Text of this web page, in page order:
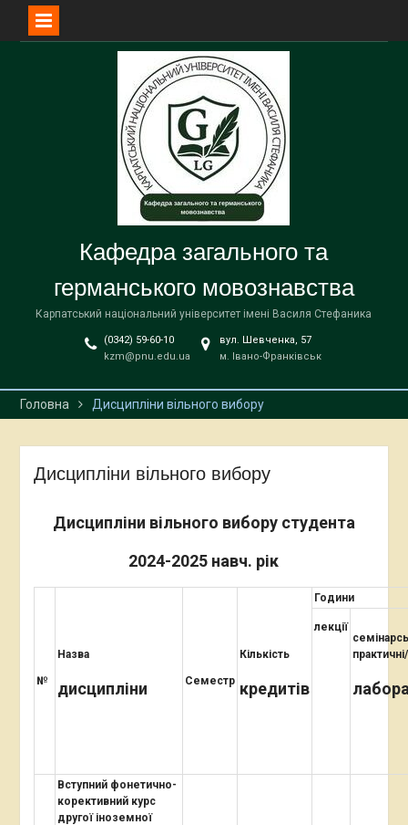
Кафедра загального та
германського мовознавства
Карпатський національний університет імені Василя Стефаника
(0342) 59-60-10
kzm@pnu.edu.ua
вул. Шевченка, 57
м. Івано-Франківськ
Головна Дисципліни вільного вибору
Дисципліни вільного вибору
Дисципліни вільного вибору студента
2024-2025 навч. рік
№
Назва
дисципліни Семестр
Кількість
кредитів
Години
лекції
практичні/
Вступний фонетично-
корективний курс
другої іноземної